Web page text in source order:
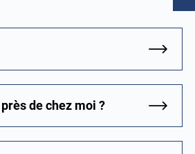
de chez moi ?